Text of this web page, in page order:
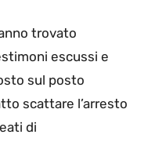
trovato
escussi e
sul posto
scattare l’arresto
di